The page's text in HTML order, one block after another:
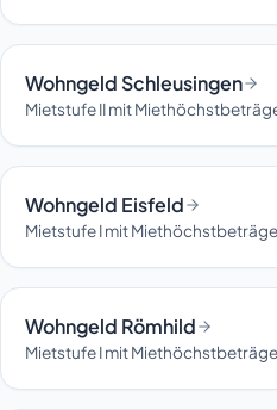
Wohngeld Schleusingen
Mietstufe II mit
Wohngeld Eisfeld
Mietstufe I mit
Wohngeld Römhild
Mietstufe I mit